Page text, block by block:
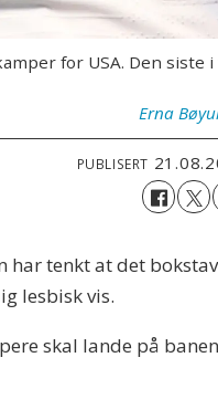
for USA. Den siste
Erna
PUBLISERT
har tenkt at det
lesbisk vis.
skal lande på